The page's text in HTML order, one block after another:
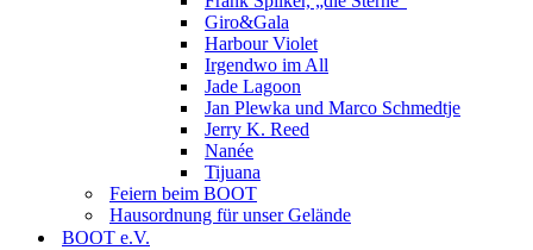
Giro&Gala
Harbour Violet
Irgendwo im All
Jade Lagoon
Jan Plewka und Marco Schmedtje
Jerry K. Reed
Nanée
Tijuana
Feiern beim BOOT
Hausordnung für unser Gelände
BOOT e.V.